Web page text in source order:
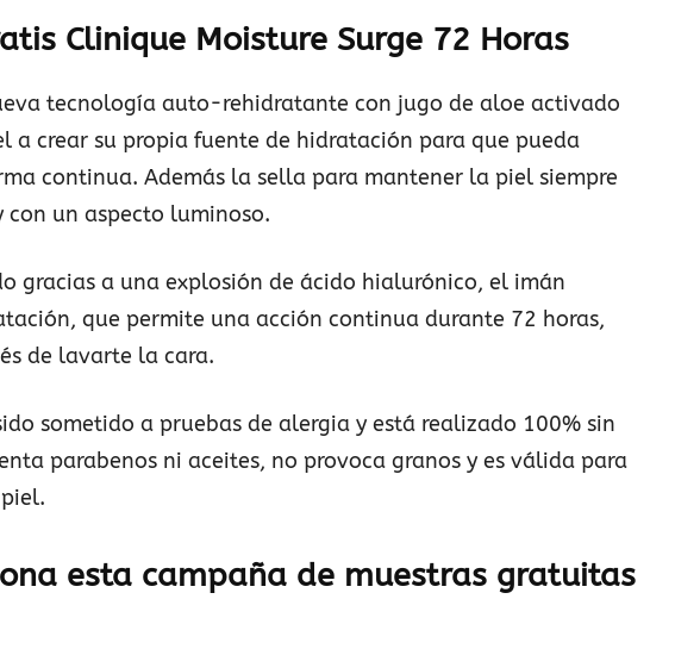
Clinique Moisture Surge 72 Horas
tecnología auto-rehidratante con jugo de aloe activado
a crear su propia fuente de hidratación para que pueda
continua. Además la sella para mantener la piel siempre
con un aspecto luminoso.
gracias a una explosión de ácido hialurónico, el imán
que permite una acción continua durante 72 horas,
de lavarte la cara.
sometido a pruebas de alergia y está realizado 100% sin
parabenos ni aceites, no provoca granos y es válida para
esta campaña de muestras gratuitas